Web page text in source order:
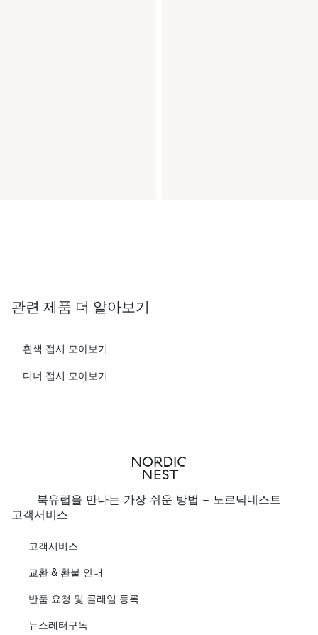
관련 제품 더 알아보기
흰색 접시 모아보기
디너 접시 모아보기
북유럽을 만나는 가장 쉬운 방법 - 노르딕네스트
고객서비스
고객서비스
교환 & 환불 안내
반품 요청 및 클레임 등록
뉴스레터구독